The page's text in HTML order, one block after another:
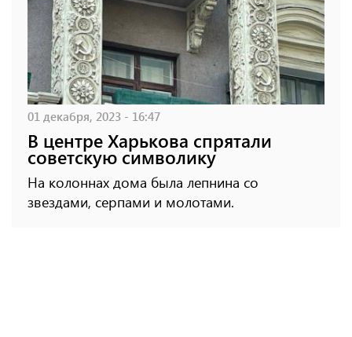
01 декабря, 2023 - 16:47
В центре Харькова спрятали
советскую символику
На колоннах дома была лепнина со
звездами, серпами и молотами.